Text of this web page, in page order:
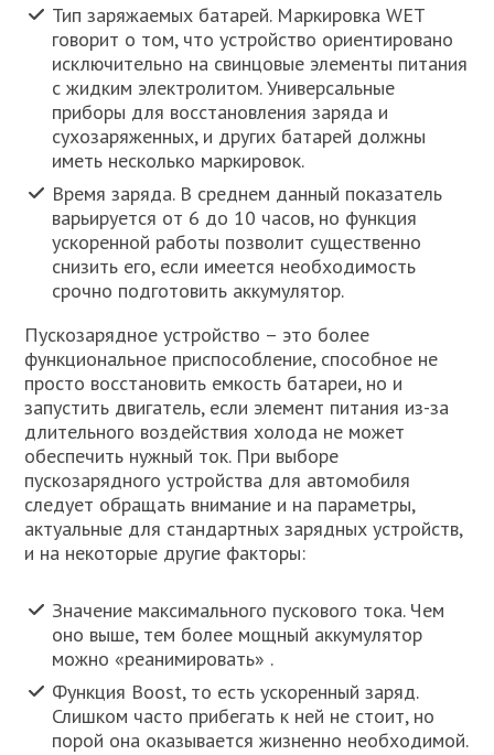
Тип заряжаемых батарей. Маркировка WET
говорит о том, что устройство ориентировано
исключительно на свинцовые элементы питания
с жидким электролитом. Универсальные
приборы для восстановления заряда и
сухозаряженных, и других батарей должны
иметь несколько маркировок.
Время заряда. В среднем данный показатель
варьируется от 6 до 10 часов, но функция
ускоренной работы позволит существенно
снизить его, если имеется необходимость
срочно подготовить аккумулятор.
Пускозарядное устройство – это более
функциональное приспособление, способное не
просто восстановить емкость батареи, но и
запустить двигатель, если элемент питания из-за
длительного воздействия холода не может
обеспечить нужный ток. При выборе
пускозарядного устройства для автомобиля
следует обращать внимание и на параметры,
актуальные для стандартных зарядных устройств,
и на некоторые другие факторы:
Значение максимального пускового тока. Чем
оно выше, тем более мощный аккумулятор
можно «реанимировать» .
Функция Boost, то есть ускоренный заряд.
Слишком часто прибегать к ней не стоит, но
порой она оказывается жизненно необходимой.